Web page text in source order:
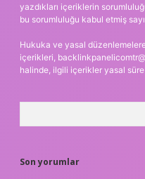
yazdıkları içeriklerin
bu sorumluluğu kabul etmiş
Hukuka ve yasal
içerikleri,
halinde, ilgili içerikler yasal
Son yorumlar